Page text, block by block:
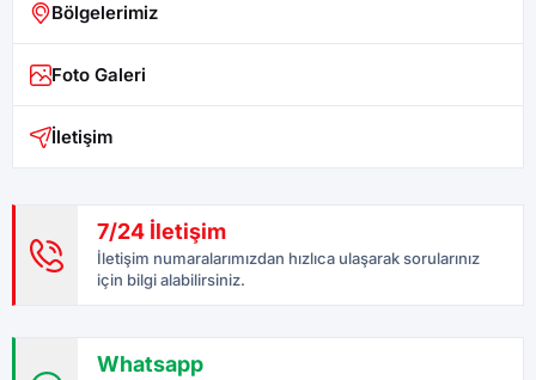
Bölgelerimiz
Foto Galeri
İletişim
7/24 İletişim
İletişim numaralarımızdan hızlıca ulaşarak sorularınız
için bilgi alabilirsiniz.
Whatsapp